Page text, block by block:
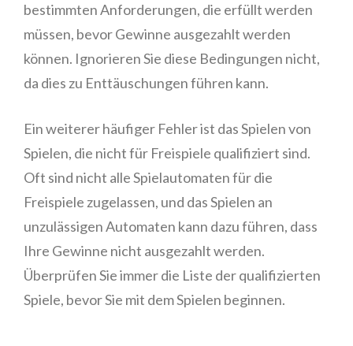
bestimmten Anforderungen, die erfüllt werden
müssen, bevor Gewinne ausgezahlt werden
können. Ignorieren Sie diese Bedingungen nicht,
da dies zu Enttäuschungen führen kann.
Ein weiterer häufiger Fehler ist das Spielen von
Spielen, die nicht für Freispiele qualifiziert sind.
Oft sind nicht alle Spielautomaten für die
Freispiele zugelassen, und das Spielen an
unzulässigen Automaten kann dazu führen, dass
Ihre Gewinne nicht ausgezahlt werden.
Überprüfen Sie immer die Liste der qualifizierten
Spiele, bevor Sie mit dem Spielen beginnen.